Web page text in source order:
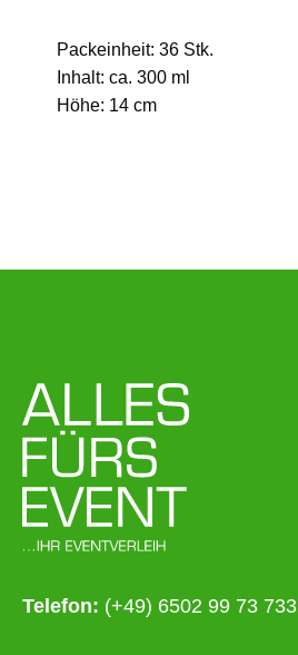
Packeinheit: 36 Stk.
Inhalt: ca. 300 ml
Höhe: 14 cm
Telefon: (+49) 6502 99 73 733